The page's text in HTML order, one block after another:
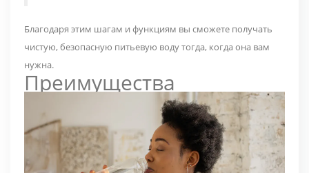
Благодаря этим шагам и функциям вы сможете получать
чистую, безопасную питьевую воду тогда, когда она вам
нужна.
Преимущества